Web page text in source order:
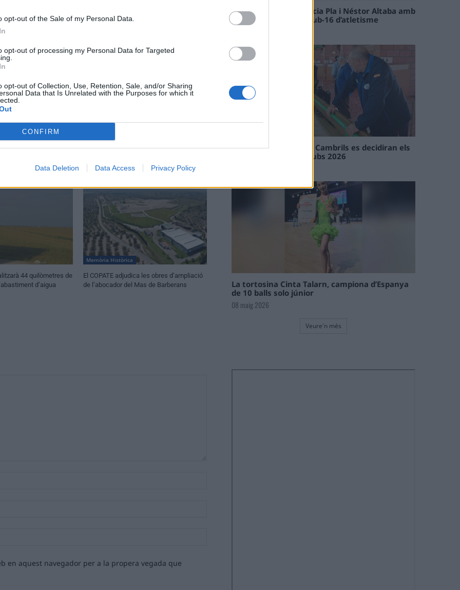
opt-out of the Sale of my Personal Data.
opt-out of processing my Personal Data for Targeted
opt-out of Collection, Use, Retention, Sale, and/or Sharing
Data that Is Unrelated with the Purposes for which it
CONFIRM
Data Deletion Data Access Privacy Policy
barraques al delta de l’Ebre
44 quilòmetres de
d’aigua
Memòria Històrica
El COPATE adjudica les obres d’ampliació
de l’abocador del Mas de Barberans
en aquest navegador per a la propera vegada que
Paula Sintorres, Patrícia Pla i Néstor Altaba amb
la selecció catalana sub-16 d’atletisme
En les tirades de Flix i Cambrils es decidiran els
campions de l’Interclubs 2026
La tortosina Cinta Talarn, campiona d’Espanya
de 10 balls solo júnior
08 maig 2026
Veure'n més